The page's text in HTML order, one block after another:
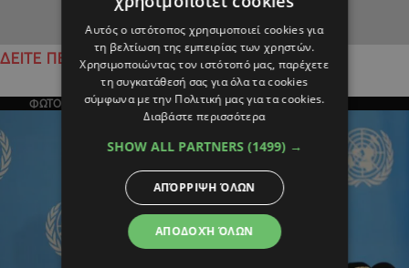
ΔΕΙΤΕ ΠΕΡΙΣΣΟΤΕΡΑ
ΦΩΤΟΓΡΑΦΙΑ ΤΗΣ ΗΜΕΡΑΣ
Αυτός ο ιστότοπος χρησιμοποιεί cookies για
τη βελτίωση της εμπειρίας των χρηστών.
Χρησιμοποιώντας τον ιστότοπό μας, παρέχετε
τη συγκατάθεσή σας για όλα τα cookies
σύμφωνα με την Πολιτική μας για τα cookies.
Διαβάστε περισσότερα
SHOW ALL PARTNERS (1499) →
ΑΠΟΔΟΧΉ ΌΛΩΝ
ΑΠΌΡΡΙΨΗ ΌΛΩΝ